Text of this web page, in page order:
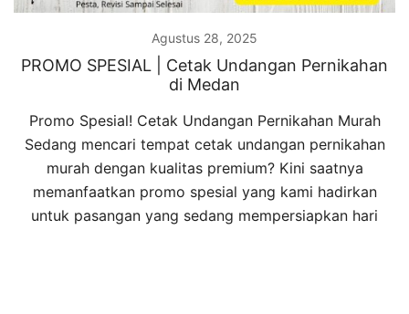
Agustus 28, 2025
PROMO SPESIAL | Cetak Undangan Pernikahan
di Medan
Promo Spesial! Cetak Undangan Pernikahan Murah
Sedang mencari tempat cetak undangan pernikahan
murah dengan kualitas premium? Kini saatnya
memanfaatkan promo spesial yang kami hadirkan
untuk pasangan yang sedang mempersiapkan hari